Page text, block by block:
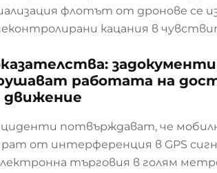
флотът от дронове се
кацания в
работата на
движение
потвърждават, че
от интерференция в GPS
търговия в голям